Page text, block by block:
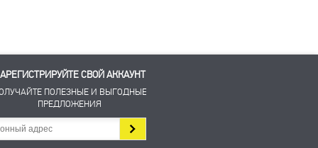
СВОЙ АККАУНТ
ПОЛЕЗНЫЕ И ВЫГОДНЫЕ
ПРЕДЛОЖЕНИЯ